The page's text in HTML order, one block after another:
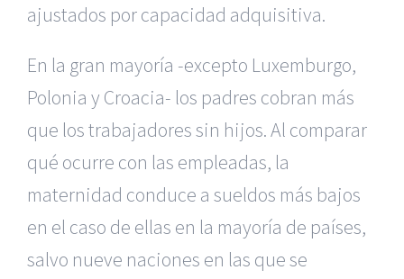
ajustados por capacidad adquisitiva.
En la gran mayoría -excepto Luxemburgo,
Polonia y Croacia- los padres cobran más
que los trabajadores sin hijos. Al comparar
qué ocurre con las empleadas, la
maternidad conduce a sueldos más bajos
en el caso de ellas en la mayoría de países,
salvo nueve naciones en las que se